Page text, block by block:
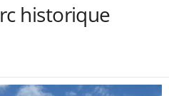
historique